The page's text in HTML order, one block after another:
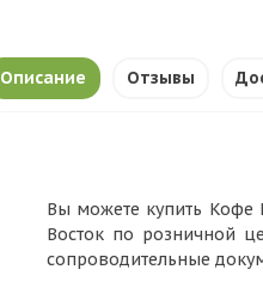
Описание Отзывы
Вы можете купить Кофе
Восток по розничной
сопроводительные